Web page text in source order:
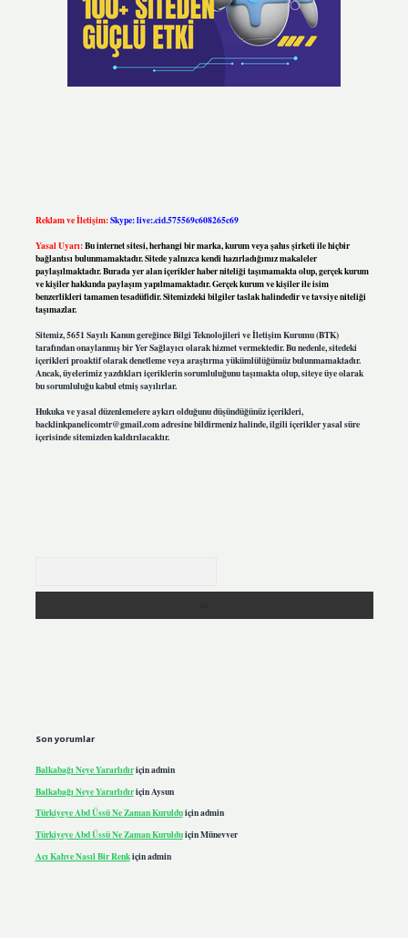
Reklam ve İletişim:Skype: live:.cid.575569c608265c69
Yasal Uyarı:Bu internet sitesi, herhangi bir marka, kurum veya şahıs şirketi ile hiçbir
bağlantısı bulunmamaktadır. Sitede yalnızca kendi hazırladığımız makaleler
paylaşılmaktadır. Burada yer alan içerikler haber niteliği taşımamakta olup, gerçek kurum
ve kişiler hakkında paylaşım yapılmamaktadır. Gerçek kurum ve kişiler ile isim
benzerlikleri tamamen tesadüfidir. Sitemizdeki bilgiler taslak halindedir ve tavsiye niteliği
taşımazlar.
Sitemiz, 5651 Sayılı Kanun gereğince Bilgi Teknolojileri ve İletişim Kurumu (BTK)
tarafından onaylanmış bir Yer Sağlayıcı olarak hizmet vermektedir. Bu nedenle, sitedeki
içerikleri proaktif olarak denetleme veya araştırma yükümlülüğümüz bulunmamaktadır.
Ancak, üyelerimiz yazdıkları içeriklerin sorumluluğunu taşımakta olup, siteye üye olarak
bu sorumluluğu kabul etmiş sayılırlar.
Hukuka ve yasal düzenlemelere aykırı olduğunu düşündüğünüz içerikleri,
backlinkpanelicomtr@gmail.comadresine bildirmeniz halinde, ilgili içerikler yasal süre
içerisinde sitemizden kaldırılacaktır.
Son yorumlar
Balkabağı Neye Yararlıdıriçinadmin
Balkabağı Neye Yararlıdıriçin Aysun
Türkiyeye Abd Üssü Ne Zaman Kurulduiçinadmin
Türkiyeye Abd Üssü Ne Zaman KurulduiçinMünevver
Acı Kahve Nasıl Bir Renkiçinadmin